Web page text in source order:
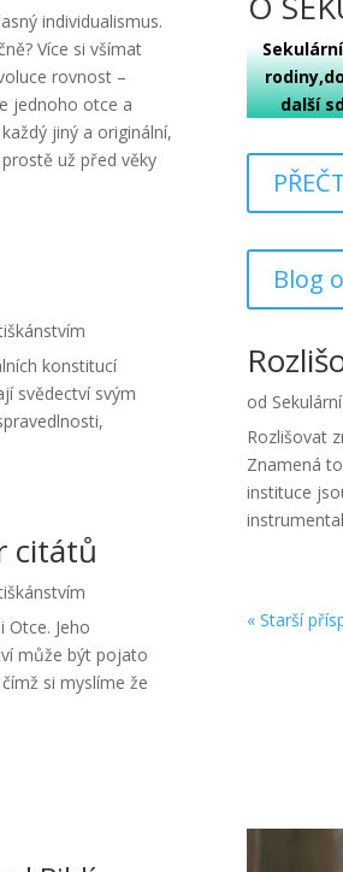
individualismus.
Více si všímat
rovnost –
jednoho otce a
jiný a originální,
už před věky
konstitucí
svědectví svým
citátů
Jeho
může být pojato
si myslíme že
další
Blog
od
Rozlišovat
Znamená
instituce
« Starší